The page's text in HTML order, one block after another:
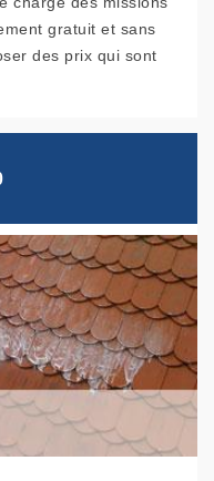
gratuit et sans
des prix qui sont